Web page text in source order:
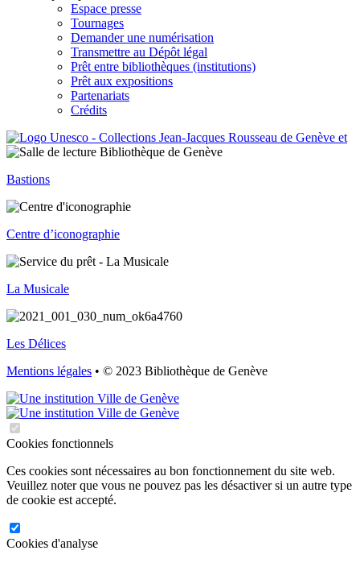
Espace presse
Tournages
Demander une numérisation
Transmettre au Dépôt légal
Prêt entre bibliothèques (institutions)
Prêt aux expositions
Partenariats
Crédits
Bastions
Centre d’iconographie
La Musicale
Les Délices
Mentions légales • © 2023 Bibliothèque de Genève
Cookies fonctionnels
Ces cookies sont nécessaires au bon fonctionnement du site web.
Veuillez noter que vous ne pouvez pas les désactiver si un autre type
de cookie est accepté.
Cookies d'analyse